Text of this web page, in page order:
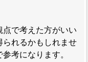
で考えた方がいい
られるかもしれませ
考になります。